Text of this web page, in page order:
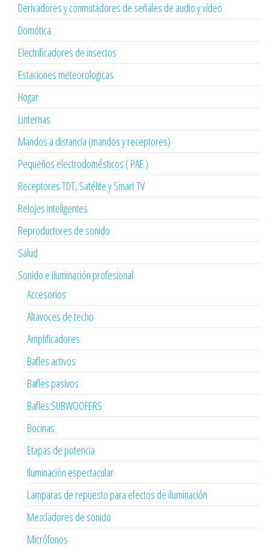
Derivadores y conmutadores de señales de audio y vídeo
Domótica
Electrificadores de insectos
Estaciones meteorologicas
Hogar
Linternas
Mandos a distancia (mandos y receptores)
Pequeños electrodomésticos ( PAE )
Receptores TDT, Satélite y Smart TV
Relojes inteligentes
Reproductores de sonido
Salud
Sonido e iluminación profesional
Accesorios
Altavoces de techo
Amplificadores
Bafles activos
Bafles pasivos
Bafles:SUBWOOFERS
Bocinas
Etapas de potencia
Iluminación espectacular
Lamparas de repuesto para efectos de iluminación
Mezcladores de sonido
Micrófonos